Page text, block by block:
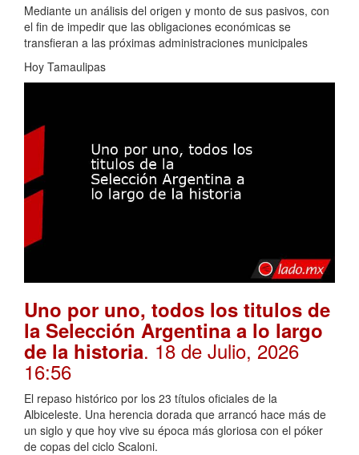
Mediante un análisis del origen y monto de sus pasivos, con
el fin de impedir que las obligaciones económicas se
transfieran a las próximas administraciones municipales
Hoy Tamaulipas
Uno por uno, todos los titulos de
la Selección Argentina a lo largo
de la historia. 18 de Julio, 2026
16:56
El repaso histórico por los 23 títulos oficiales de la
Albiceleste. Una herencia dorada que arrancó hace más de
un siglo y que hoy vive su época más gloriosa con el póker
de copas del ciclo Scaloni.